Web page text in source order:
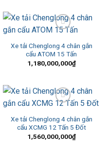
Xe tải Chenglong 4 chân gắn
cẩu ATOM 15 Tấn
1,180,000,000₫
Xe tải Chenglong 4 chân gắn
cẩu XCMG 12 Tấn 5 Đốt
1,560,000,000₫